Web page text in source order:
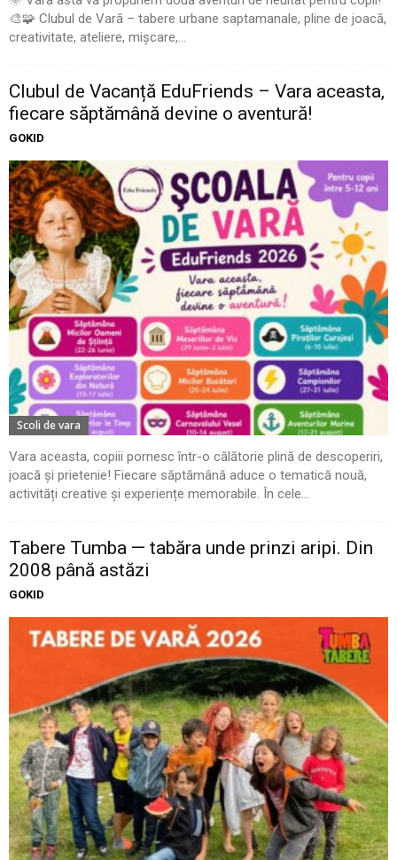
🎨🧩 Clubul de Vară – tabere urbane saptamanale, pline de joacă,
creativitate, ateliere, mișcare,...
Clubul de Vacanță EduFriends – Vara aceasta,
fiecare săptămână devine o aventură!
GOKID
Scoli de vara
Vara aceasta, copiii pornesc într-o călătorie plină de descoperiri,
joacă și prietenie! Fiecare săptămână aduce o tematică nouă,
activități creative și experiențe memorabile. În cele...
Tabere Tumba — tabăra unde prinzi aripi. Din
2008 până astăzi
GOKID